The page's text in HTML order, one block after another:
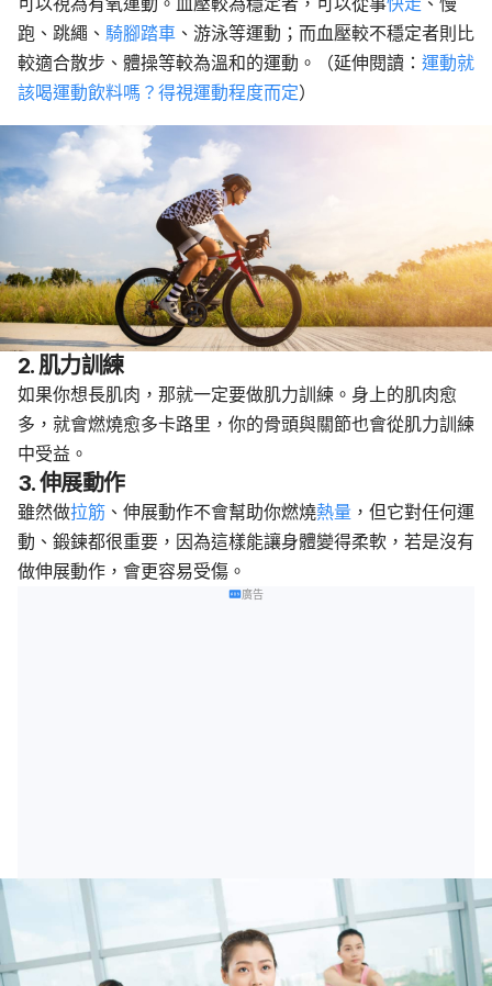
跑、跳繩、 騎腳踏車 、游泳等運動；而血壓較不穩定者則比
較適合散步、體操等較為溫和的運動。（延伸閱讀： 運動就
該喝運動飲料嗎？得視運動程度而定）
2. 肌力訓練
如果你想長肌肉，那就一定要做肌力訓練。身上的肌肉愈
多，就會燃燒愈多卡路里，你的骨頭與關節也會從肌力訓練
中受益。
3. 伸展動作
雖然做拉筋 、伸展動作不會幫助你燃燒熱量 ，但它對任何運
動、鍛鍊都很重要，因為這樣能讓身體變得柔軟，若是沒有
做伸展動作，會更容易受傷。
廣告